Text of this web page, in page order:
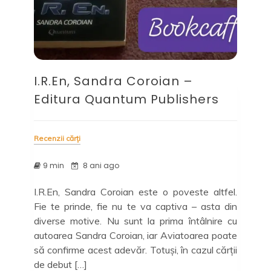
I.R.En, Sandra Coroian –
Editura Quantum Publishers
Recenzii cărți
9 min 8 ani ago
I.R.En, Sandra Coroian este o poveste altfel.
Fie te prinde, fie nu te va captiva – asta din
diverse motive. Nu sunt la prima întâlnire cu
autoarea Sandra Coroian, iar Aviatoarea poate
să confirme acest adevăr. Totuși, în cazul cărții
de debut […]